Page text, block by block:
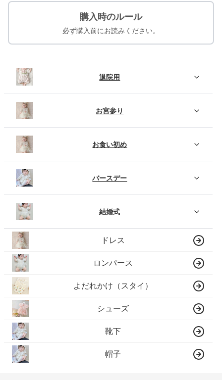
購入時のルール
必ず購入前にお読みください。
退院用
お宮参り
お食い初め
バースデー
結婚式
ドレス
ロンパース
よだれかけ（スタイ）
シューズ
靴下
帽子